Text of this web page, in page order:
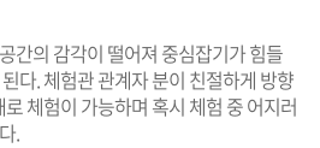
간의 감각이 떨어져 중심잡기가 힘들
다. 체험관 관계자 분이 친절하게 방향
체험이 가능하며 혹시 체험 중 어지러
.